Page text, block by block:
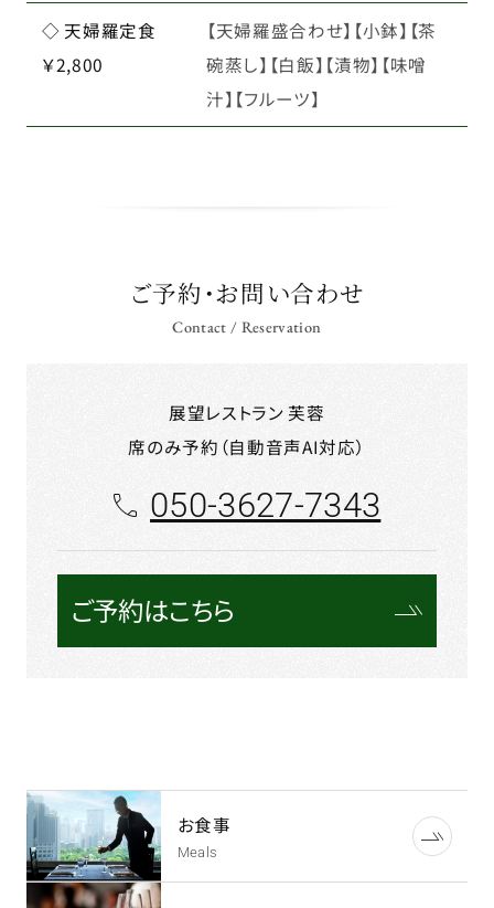
◇ 天婦羅定食
￥2,800
【天婦羅盛合わせ】【小鉢】【茶
碗蒸し】【白飯】【漬物】【味噌
汁】【フルーツ】
ご予約・お問い合わせ
Contact / Reservation
展望レストラン 芙蓉
席のみ予約（自動音声AI対応）
050-3627-7343
ご予約はこちら
お食事
Meals